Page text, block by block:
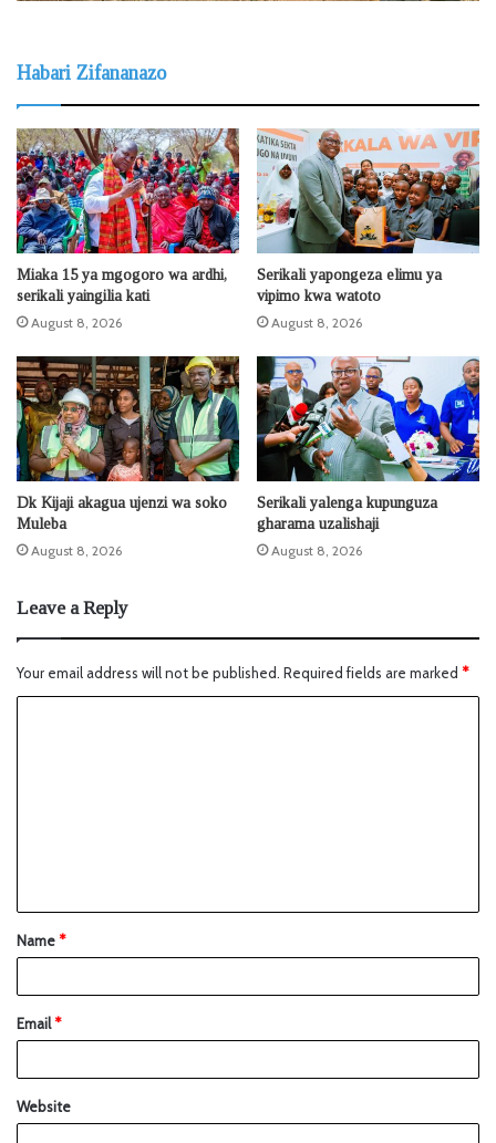
Habari Zifananazo
Miaka 15 ya mgogoro wa ardhi,
serikali yaingilia kati
August 8, 2026
Serikali yapongeza elimu ya
vipimo kwa watoto
August 8, 2026
Dk Kijaji akagua ujenzi wa soko
Muleba
August 8, 2026
Serikali yalenga kupunguza
gharama uzalishaji
August 8, 2026
Leave a Reply
Your email address will not be published. Required fields are marked *
Name*
Email*
Website